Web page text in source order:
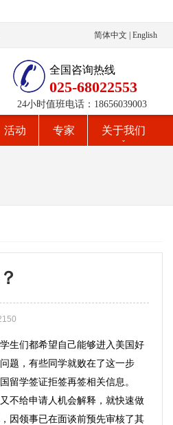
简体中文 English
全国咨询热线
025-68022553
24小时值班电话：18656039003
活动 专家 关于我们
生们都希望自己能够进入美国好
题，有些同学就败在了这一步
国留学签证拒签再签相关信息。
又不给申请人机会解释，就快速做
因领事已在面谈前预先审核了其